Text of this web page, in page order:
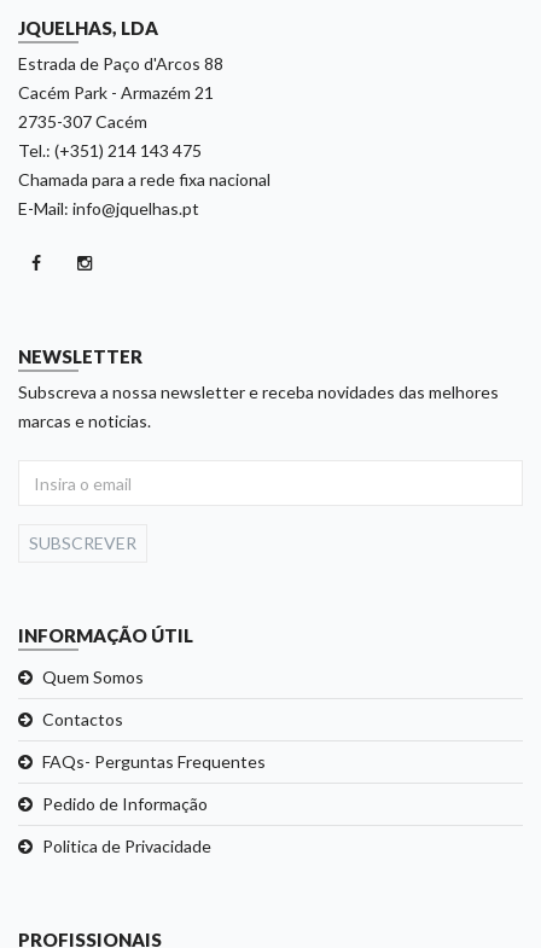
JQUELHAS, LDA
Estrada de Paço d'Arcos 88
Cacém Park - Armazém 21
2735-307 Cacém
Tel.: (+351) 214 143 475
Chamada para a rede fixa nacional
E-Mail: info@jquelhas.pt
NEWSLETTER
Subscreva a nossa newsletter e receba novidades das melhores
marcas e noticias.
SUBSCREVER
INFORMAÇÃO ÚTIL
Quem Somos
Contactos
FAQs- Perguntas Frequentes
Pedido de Informação
Politica de Privacidade
PROFISSIONAIS